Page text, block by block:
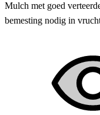
Mulch met goed
bemesting nodig in